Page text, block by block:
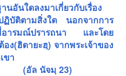
นอันใดลงมาเกี่ยวกับเรื่อง
ฏิบัติตามสิ่งใด นอกจากการ
ารมณ์ปรารถนา และโดย
ง(ฮิดายะฮฺ) จากพระเจ้าของ
ขา
นัจมฺ 23)